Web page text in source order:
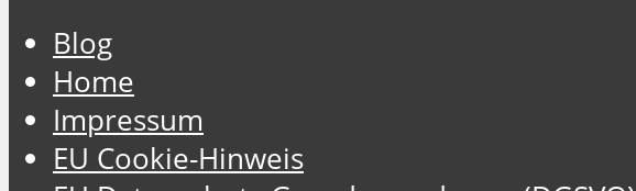
Blog
Home
Impressum
EU Cookie-Hinweis